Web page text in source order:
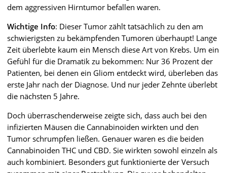
dem aggressiven Hirntumor befallen waren.
Wichtige Info: Dieser Tumor zählt tatsächlich zu den am
schwierigsten zu bekämpfenden Tumoren überhaupt! Lange
Zeit überlebte kaum ein Mensch diese Art von Krebs. Um ein
Gefühl für die Dramatik zu bekommen: Nur 36 Prozent der
Patienten, bei denen ein Gliom entdeckt wird, überleben das
erste Jahr nach der Diagnose. Und nur jeder Zehnte überlebt
die nächsten 5 Jahre.
Doch überraschenderweise zeigte sich, dass auch bei den
infizierten Mäusen die Cannabinoiden wirkten und den
Tumor schrumpfen ließen. Genauer waren es die beiden
Cannabinoiden THC und CBD. Sie wirkten sowohl einzeln als
auch kombiniert. Besonders gut funktionierte der Versuch